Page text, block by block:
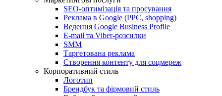
SEO-оптимізація та просування
Реклама в Google (PPC, shopping)
Ведення Google Business Profile
E-mail та Viber-розсилки
SMM
Таргетована реклама
Створення контенту для соцмереж
Корпоративний стиль
Логотип
Брендбук та фірмовий стиль